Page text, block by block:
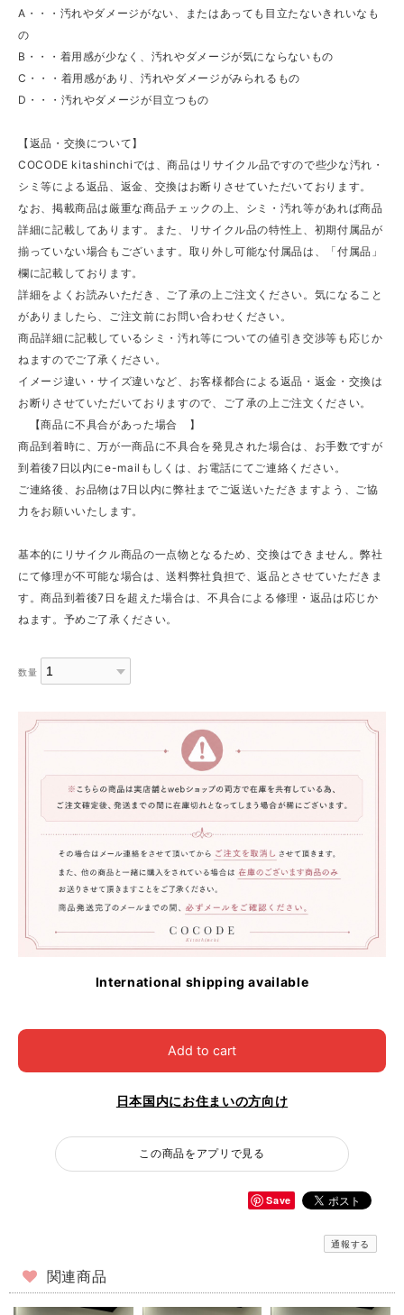
A・・・汚れやダメージがない、またはあっても目立たないきれいなも
の
B・・・着用感が少なく、汚れやダメージが気にならないもの
C・・・着用感があり、汚れやダメージがみられるもの
D・・・汚れやダメージが目立つもの
【返品・交換について】
COCODE kitashinchiでは、商品はリサイクル品ですので些少な汚れ・
シミ等による返品、返金、交換はお断りさせていただいております。
なお、掲載商品は厳重な商品チェックの上、シミ・汚れ等があれば商品
詳細に記載してあります。また、リサイクル品の特性上、初期付属品が
揃っていない場合もございます。取り外し可能な付属品は、「付属品」
欄に記載しております。
詳細をよくお読みいただき、ご了承の上ご注文ください。気になること
がありましたら、ご注文前にお問い合わせください。
商品詳細に記載しているシミ・汚れ等についての値引き交渉等も応じか
ねますのでご了承ください。
イメージ違い・サイズ違いなど、お客様都合による返品・返金・交換は
お断りさせていただいておりますので、ご了承の上ご注文ください。
【商品に不具合があった場合 】
商品到着時に、万が一商品に不具合を発見された場合は、お手数ですが
到着後7日以内にe-mailもしくは、お電話にてご連絡ください。
ご連絡後、お品物は7日以内に弊社までご返送いただきますよう、ご協
力をお願いいたします。
基本的にリサイクル商品の一点物となるため、交換はできません。弊社
にて修理が不可能な場合は、送料弊社負担で、返品とさせていただきま
す。商品到着後7日を超えた場合は、不具合による修理・返品は応じか
ねます。予めご了承ください。
数量
International shipping available
Add to cart
日本国内にお住まいの方向け
この商品をアプリで見る
Save
通報する
関連商品